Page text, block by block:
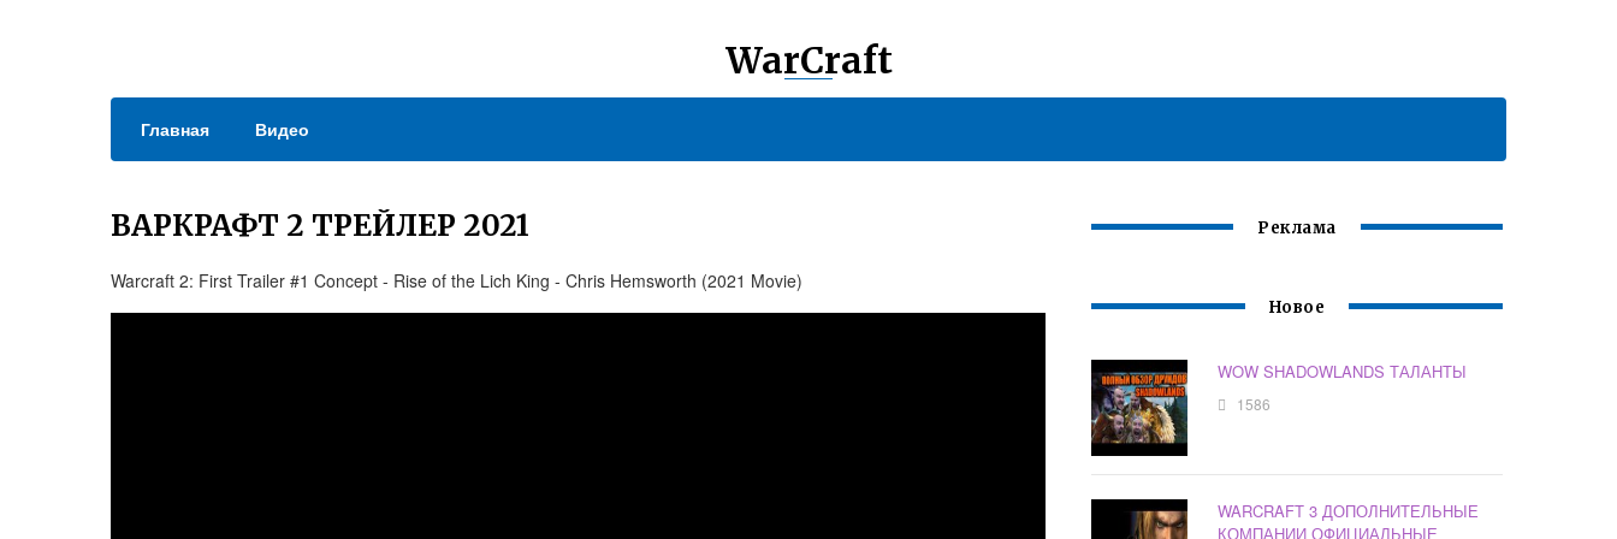
WarCraft
Главная Видео
ВАРКРАФТ 2 ТРЕЙЛЕР 2021
Warcraft 2: First Trailer #1 Concept - Rise of the Lich King - Chris Hemsworth (2021 Movie)
Реклама
Новое
WOW SHADOWLANDS ТАЛАНТЫ
1586
WARCRAFT 3 ДОПОЛНИТЕЛЬНЫЕ
КОМПАНИИ ОФИЦИАЛЬНЫЕ